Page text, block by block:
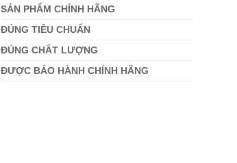
SẢN PHẨM CHÍNH HÃNG
ĐÚNG TIÊU CHUẨN
ĐÚNG CHẤT LƯỢNG
ĐƯỢC BẢO HÀNH CHÍNH HÃNG